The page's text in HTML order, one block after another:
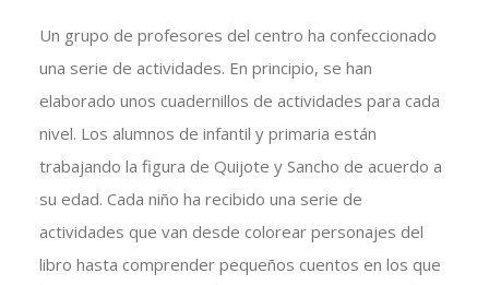
Un grupo de profesores del centro ha confeccionado
una serie de actividades. En principio, se han
elaborado unos cuadernillos de actividades para cada
nivel. Los alumnos de infantil y primaria están
trabajando la figura de Quijote y Sancho de acuerdo a
su edad. Cada niño ha recibido una serie de
actividades que van desde colorear personajes del
libro hasta comprender pequeños cuentos en los que